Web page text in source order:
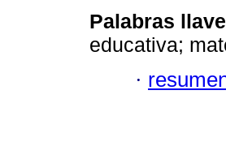
Palabras
educativa;
·